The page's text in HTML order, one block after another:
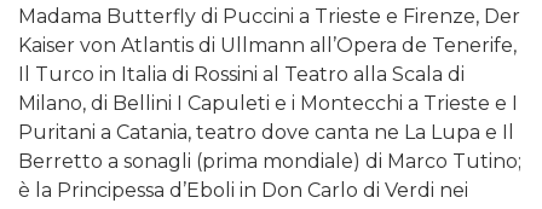
Madama Butterfly di Puccini a Trieste e Firenze, Der
Kaiser von Atlantis di Ullmann all’Opera de Tenerife,
Il Turco in Italia di Rossini al Teatro alla Scala di
Milano, di Bellini I Capuleti e i Montecchi a Trieste e I
Puritani a Catania, teatro dove canta ne La Lupa e Il
Berretto a sonagli (prima mondiale) di Marco Tutino;
è la Principessa d’Eboli in Don Carlo di Verdi nei